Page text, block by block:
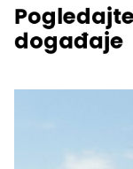
događaje